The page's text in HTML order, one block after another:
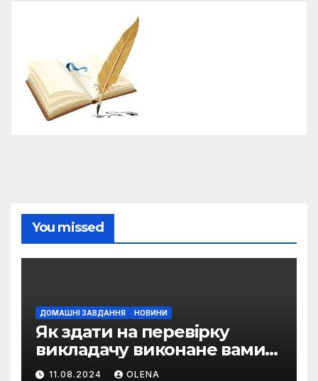
You missed
ДОМАШНІ ЗАВДАННЯ НОВИНИ
Як здати на перевірку
викладачу виконане вами
домашнє завдання
11.08.2024 OLENA